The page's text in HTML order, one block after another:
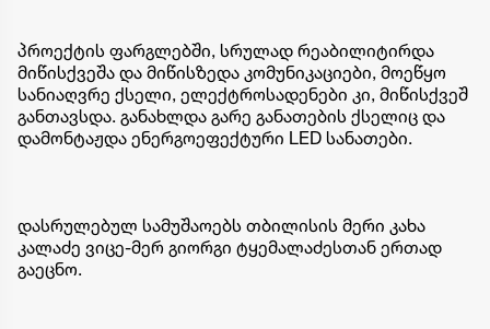
პროექტის ფარგლებში, სრულად რეაბილიტირდა
მიწისქვეშა და მიწისზედა კომუნიკაციები, მოეწყო
სანიაღვრე ქსელი, ელექტროსადენები კი, მიწისქვეშ
განთავსდა. განახლდა გარე განათების ქსელიც და
დამონტაჟდა ენერგოეფექტური LED სანათები.
დასრულებულ სამუშაოებს თბილისის მერი კახა
კალაძე ვიცე-მერ გიორგი ტყემალაძესთან ერთად
გაეცნო.